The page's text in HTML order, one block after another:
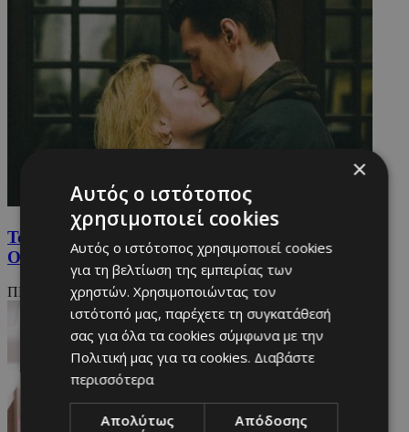
Τα 3 ζώδια που θα «κερδίσουν» στην αγάπη τον
Οκτώβριο
ΠΡΙΝ 3 ΧΡΟΝΙΑ
×
Αυτός ο ιστότοπος
χρησιμοποιεί cookies
Αυτός ο ιστότοπος χρησιμοποιεί cookies
για τη βελτίωση της εμπειρίας των
χρηστών. Χρησιμοποιώντας τον
ιστότοπό μας, παρέχετε τη συγκατάθεσή
σας για όλα τα cookies σύμφωνα με την
Πολιτική μας για τα cookies. Διαβάστε
περισσότερα
Απολύτως
Απόδοσης